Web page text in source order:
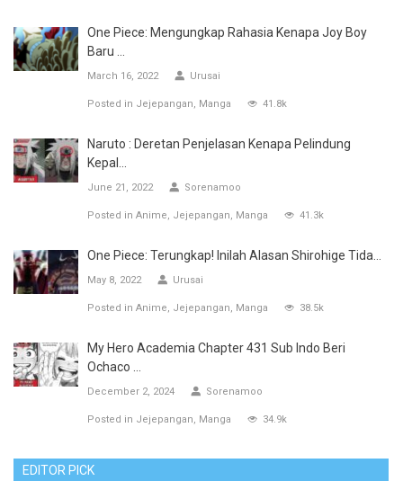
One Piece: Mengungkap Rahasia Kenapa Joy Boy
Baru ...
March 16, 2022 Urusai
Posted in Jejepangan Manga 41.8k
Naruto : Deretan Penjelasan Kenapa Pelindung
Kepal...
June 21, 2022 Sorenamoo
Posted in Anime Jejepangan Manga 41.3k
One Piece: Terungkap! Inilah Alasan Shirohige Tida...
May 8, 2022 Urusai
Posted in Anime Jejepangan Manga 38.5k
My Hero Academia Chapter 431 Sub Indo Beri
Ochaco ...
December 2, 2024 Sorenamoo
Posted in Jejepangan Manga 34.9k
EDITOR PICK